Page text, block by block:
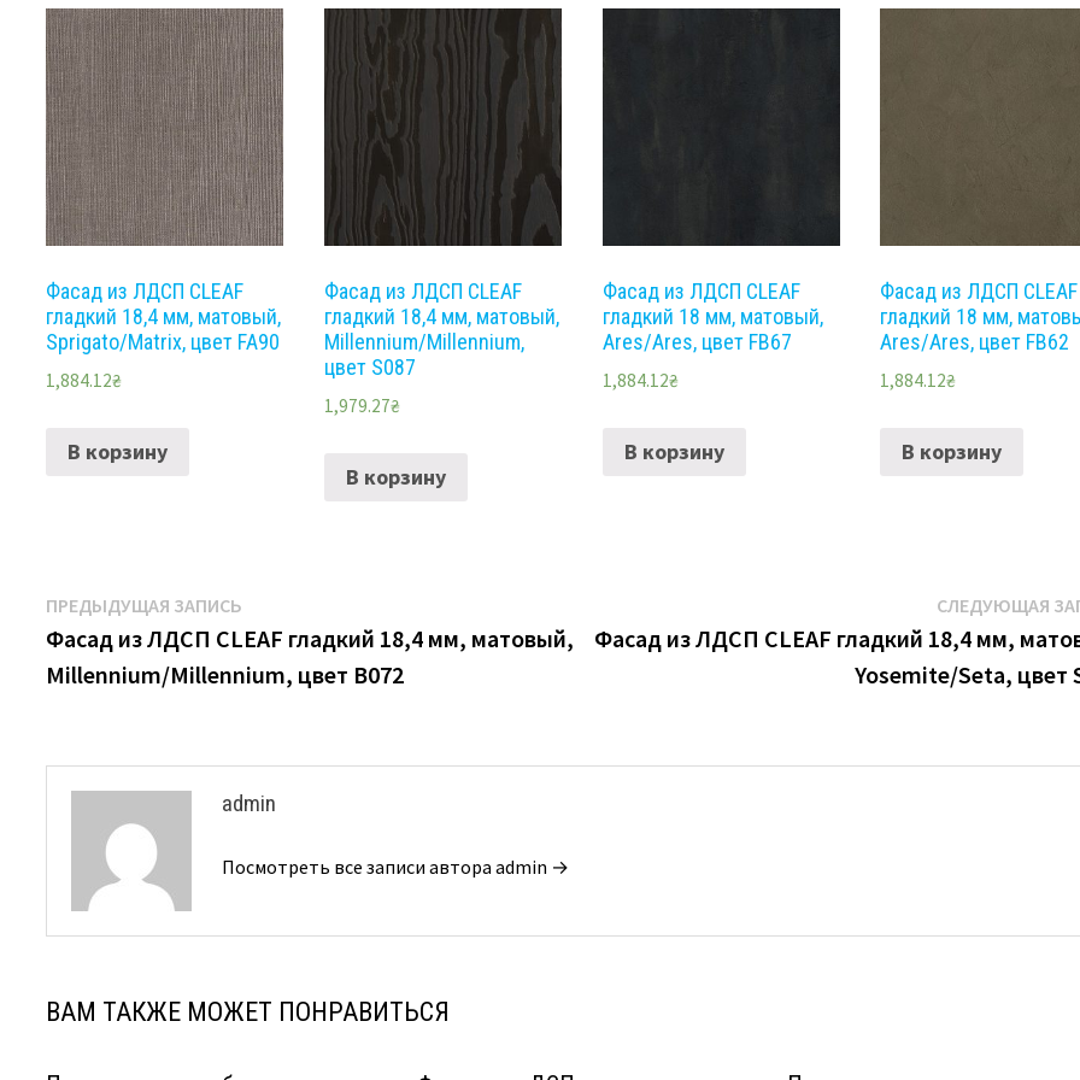
Фасад из ЛДCП CLEAF
гладкий 18,4 мм, матовый,
Sprigato/Matrix, цвет FA90
1,884.12₴
В корзину
Фасад из ЛДCП CLEAF
гладкий 18,4 мм, матовый,
Millennium/Millennium,
цвет S087
1,979.27₴
В корзину
Фасад из ЛДCП CLEAF
гладкий 18 мм, матовый,
Ares/Ares, цвет FB67
1,884.12₴
В корзину
Фасад из ЛДCП CLEAF
гладкий 18 мм,
Ares/Ares, цвет FB62
1,884.12₴
В корзину
Навигация
по
записям
ПРЕДЫДУЩАЯ ЗАПИСЬ
запись:
Фасад из ЛДCП CLEAF гладкий 18,4 мм, матовый,
Millennium/Millennium, цвет B072
СЛЕДУЮЩАЯ
Фасад из ЛДCП CLEAF гладкий 18,4 мм,
Yosemite/Seta, цвет
admin
Посмотреть все записи автора admin →
ВАМ ТАКЖЕ МОЖЕТ ПОНРАВИТЬСЯ